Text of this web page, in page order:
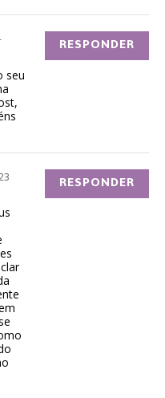
seu
RESPONDER
RESPONDER